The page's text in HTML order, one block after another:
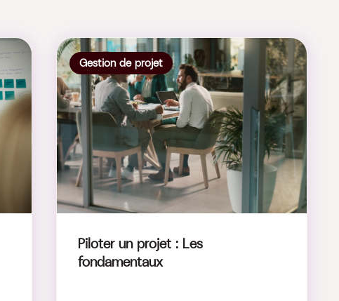
Gestion de projet
Piloter un projet : Les
fondamentaux